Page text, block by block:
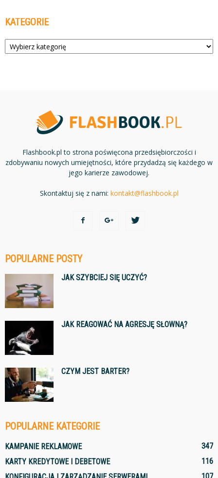
KATEGORIE
Kategorie
Flashbook.pl to strona poświęcona przedsiębiorczości i
zdobywaniu nowych umiejętności, które przydadzą się każdego w
jego karierze zawodowej.
Skontaktuj się z nami: kontakt@flashbook.pl
POPULARNE POSTY
JAK SZYBCIEJ SIĘ UCZYĆ?
JAK REAGOWAĆ NA AGRESJĘ SŁOWNĄ?
CZYM JEST BARTER?
POPULARNE KATEGORIE
KAMPANIE REKLAMOWE
347
KARTY KREDYTOWE I DEBETOWE
116